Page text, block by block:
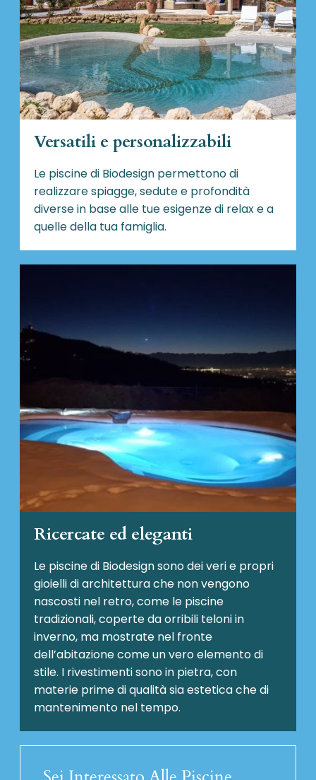
Versatili e personalizzabili
Le piscine di Biodesign permettono di
realizzare spiagge, sedute e profondità
diverse in base alle tue esigenze di relax e a
quelle della tua famiglia.
Ricercate ed eleganti
Le piscine di Biodesign sono dei veri e propri
gioielli di architettura che non vengono
nascosti nel retro, come le piscine
tradizionali, coperte da orribili teloni in
inverno, ma mostrate nel fronte
dell’abitazione come un vero elemento di
stile. I rivestimenti sono in pietra, con
materie prime di qualità sia estetica che di
mantenimento nel tempo.